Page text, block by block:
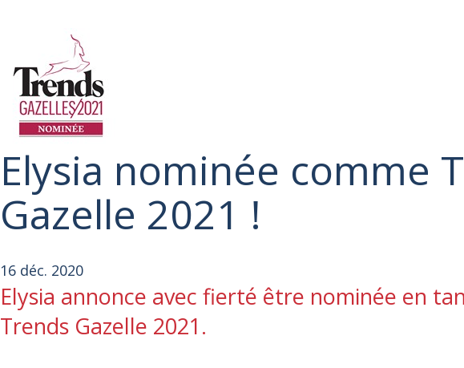
Elysia nominée comme
Gazelle 2021 !
16 déc. 2020
Elysia annonce avec fierté être nominée en
Trends Gazelle 2021.